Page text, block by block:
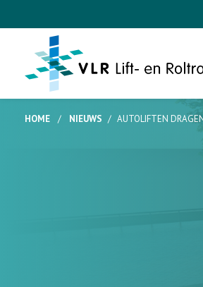
HOME / NIEUWS / AUTOLIFTEN